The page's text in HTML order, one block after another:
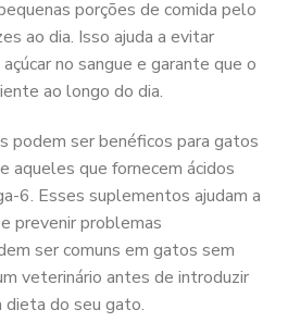
porções de comida pelo
ao dia. Isso ajuda a evitar
no sangue e garante que o
ao longo do dia.
podem ser benéficos para gatos
aqueles que fornecem ácidos
6. Esses suplementos ajudam a
prevenir problemas
ser comuns em gatos sem
veterinário antes de introduzir
do seu gato.